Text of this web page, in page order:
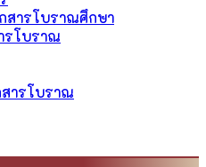
สารโบราณศึกษา
รโบราณ
ารโบราณ